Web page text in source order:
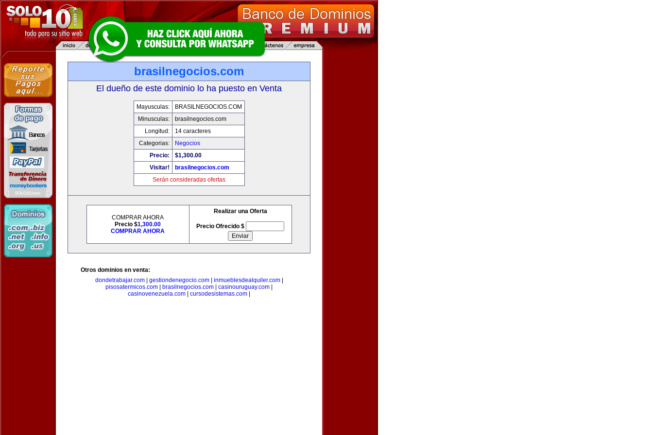
brasilnegocios.com
El dueño de este dominio lo ha puesto en Venta
Mayusculas:
BRASILNEGOCIOS.COM
Minusculas:
brasilnegocios.com
Longitud:
14 caracteres
Categorias:
Negocios
Precio:
$1,300.00
Visitar!
brasilnegocios.com
Serán consideradas ofertas
COMPRAR AHORA
Precio $1,300.00
COMPRAR AHORA
Realizar una Oferta
Precio Ofrecido $
Otros dominios en venta:
dondetrabajar.com| gestiondenegocio.com| inmueblesdealquiler.com|
pisosatermicos.com
brasilnegocios.com casinouruguay.com
casinovenezuela.com
cursodesistemas.com